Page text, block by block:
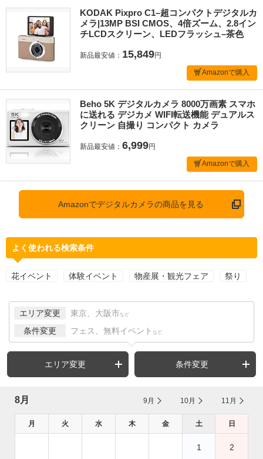
KODAK Pixpro C1–超コンパクトデジタルカ
メラ|13MP BSI CMOS、4倍ズーム、2.8イン
チLCDスクリーン、LEDフラッシュ–茶色
新品最安値： 15,849円
Amazonで購入
Beho 5K デジタルカメラ 8000万画素 スマホ
に送れる デジカメ WIFI転送機能 デュアルス
クリーン 自撮り コンパクト カメラ
新品最安値： 6,999円
Amazonで購入
Amazonでデジタルカメラの商品を見る
よく使われる検索条件
花イベント 体験イベント 物産展・観光フェア 祭り
エリア変更 東京、大阪市 など
条件変更 フェス、無料イベント など
エリア変更 条件変更
8月 9月 10月 11月
月 火 水 木 金 土 日
1 2